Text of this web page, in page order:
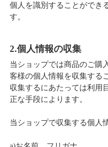
トミカリミテッド
トミカギフト
ドリームトミカ
チョロQ
デッキ
スーパーファミコン
メガドライブ
PCエンジン
その他 ゲームソフト
その他TOY一覧
トミカ
チョロQ
支払い方法
配送方法
プライバシーポリシー
個人を識別することができ
す。
2.個人情報の収集
当ショップでは商品のご購
客様の個人情報を収集する
収集するにあたっては利用
正な手段によります。
当ショップで収集する個人